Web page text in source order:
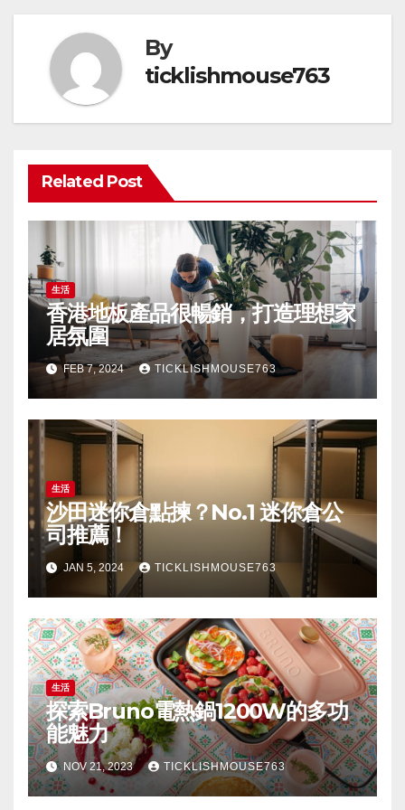
By
ticklishmouse763
Related Post
生活
香港地板產品很暢銷，打造理想家
居氛圍
FEB 7, 2024 TICKLISHMOUSE763
生活
沙田迷你倉點揀？No.1 迷你倉公
司推薦！
JAN 5, 2024 TICKLISHMOUSE763
生活
探索Bruno電熱鍋1200W的多功
能魅力
NOV 21, 2023 TICKLISHMOUSE763